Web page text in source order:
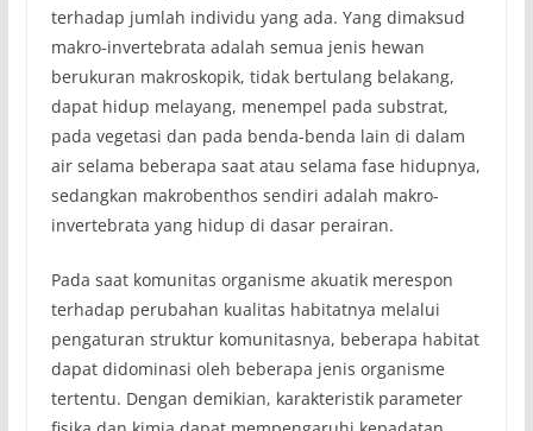
terhadap jumlah individu yang ada. Yang dimaksud
makro-invertebrata adalah semua jenis hewan
berukuran makroskopik, tidak bertulang belakang,
dapat hidup melayang, menempel pada substrat,
pada vegetasi dan pada benda-benda lain di dalam
air selama beberapa saat atau selama fase hidupnya,
sedangkan makrobenthos sendiri adalah makro­
invertebrata yang hidup di dasar perairan.
Pada saat komunitas organisme akuatik merespon
terhadap perubahan kualitas habitatnya melalui
pengaturan struktur komunitasnya, beberapa habitat
dapat didominasi oleh beberapa jenis organisme
tertentu. Dengan demikian, karakteristik parameter